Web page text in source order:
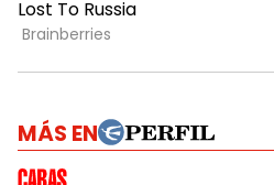
MÁS EN